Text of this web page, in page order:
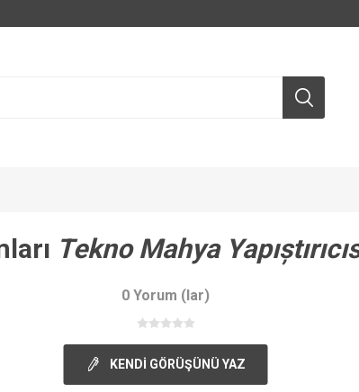
Tekno Mahya
0 Yorum (lar)
KENDI GÖRÜŞÜNÜ YAZ